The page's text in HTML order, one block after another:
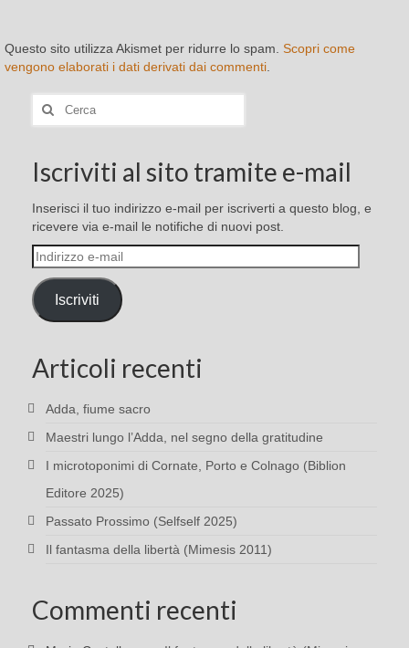
Questo sito utilizza Akismet per ridurre lo spam. Scopri come
vengono elaborati i dati derivati dai commenti.
Cerca:
Iscriviti al sito tramite e-mail
Inserisci il tuo indirizzo e-mail per iscriverti a questo blog, e
ricevere via e-mail le notifiche di nuovi post.
Indirizzo
e-
mail
Iscriviti
Articoli recenti
Adda, fiume sacro
Maestri lungo l’Adda, nel segno della gratitudine
I microtoponimi di Cornate, Porto e Colnago (Biblion
Editore 2025)
Passato Prossimo (Selfself 2025)
Il fantasma della libertà (Mimesis 2011)
Commenti recenti